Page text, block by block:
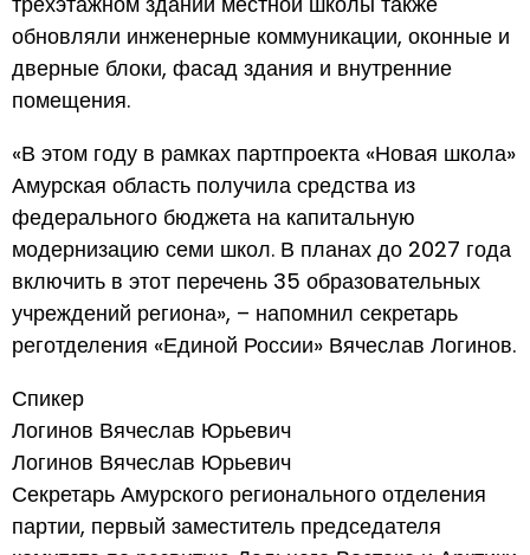
обновляли инженерные коммуникации, оконные и
дверные блоки, фасад здания и внутренние
помещения.
«В этом году в рамках партпроекта «Новая школа»
Амурская область получила средства из
федерального бюджета на капитальную
модернизацию семи школ. В планах до 2027 года
включить в этот перечень 35 образовательных
учреждений региона», – напомнил секретарь
реготделения «Единой России» Вячеслав Логинов.
Спикер
Логинов Вячеслав Юрьевич
Логинов Вячеслав Юрьевич
Секретарь Амурского регионального отделения
партии, первый заместитель председателя